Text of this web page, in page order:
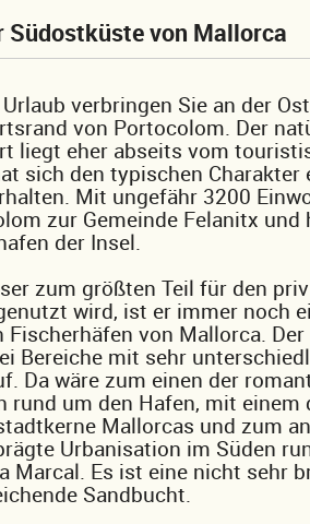
Südostküste von Mallorca
verbringen Sie an der
von Portocolom. Der
liegt eher abseits vom
sich den typischen Charakter
Mit ungefähr 3200
zur Gemeinde Felanitx und
der Insel.
zum größten Teil für den
wird, ist er immer noch
Fischerhäfen von Mallorca.
Bereiche mit sehr
Da wäre zum einen der
rund um den Hafen, mit einem
Mallorcas und zum
Urbanisation im Süden
Marcal. Es ist eine nicht sehr
Sandbucht.